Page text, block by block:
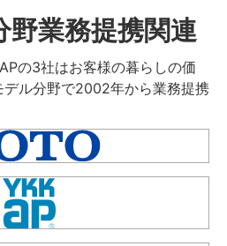
野業務提携関連
の3社はお客様の暮らしの価
ル分野で2002年から業務提携